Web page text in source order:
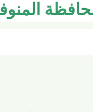
المنوفيه